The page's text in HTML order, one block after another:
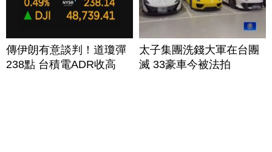
傳伊朗有意談判！道瓊彈
238點 台積電ADR收高
太子集團洗錢大軍在台團
滅 33豪車今被法拍